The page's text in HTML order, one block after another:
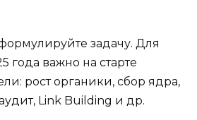
задачу. Для
года важно на старте
рост органики, сбор ядра,
Link Building и др.